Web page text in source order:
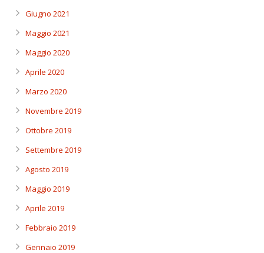
Giugno 2021
Maggio 2021
Maggio 2020
Aprile 2020
Marzo 2020
Novembre 2019
Ottobre 2019
Settembre 2019
Agosto 2019
Maggio 2019
Aprile 2019
Febbraio 2019
Gennaio 2019